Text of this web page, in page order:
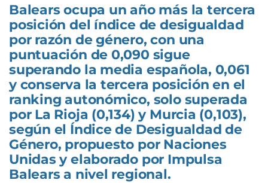
Balears ocupa un año más la tercera
posición del índice de desigualdad
por razón de género, con una
puntuación de 0,090 sigue
superando la media española, 0,061
y conserva la tercera posición en el
ranking autonómico, solo superada
por La Rioja (0,134) y Murcia (0,103),
según el Índice de Desigualdad de
Género, propuesto por Naciones
Unidas y elaborado por Impulsa
Balears a nivel regional.